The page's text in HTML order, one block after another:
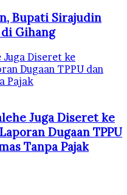
Bupati Sirajudin
di Gihang
Juga Diseret ke
Dugaan TPPU dan
Pajak
Juga Diseret ke
Dugaan TPPU
Tanpa Pajak